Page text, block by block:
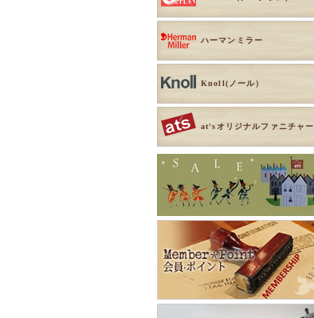
ハーマンミラー
Knoll(ノール）
at'sオリジナルファニチャー